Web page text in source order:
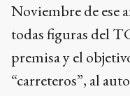
Noviembre de ese
todas figuras del
premisa y el
“carreteros”, al